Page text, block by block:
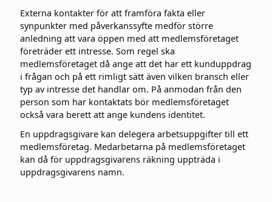
Externa kontakter för att framföra fakta eller
synpunkter med påverkanssyfte medför större
anledning att vara öppen med att medlemsföretaget
företräder ett intresse. Som regel ska
medlemsföretaget då ange att det har ett kunduppdrag
i frågan och på ett rimligt sätt även vilken bransch eller
typ av intresse det handlar om. På anmodan från den
person som har kontaktats bör medlemsföretaget
också vara berett att ange kundens identitet.
En uppdragsgivare kan delegera arbetsuppgifter till ett
medlemsföretag. Medarbetarna på medlemsföretaget
kan då för uppdragsgivarens räkning uppträda i
uppdragsgivarens namn.